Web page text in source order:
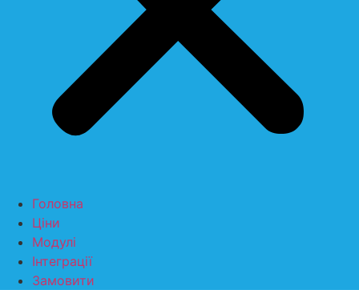
Головна
Ціни
Модулі
Інтеграції
Замовити